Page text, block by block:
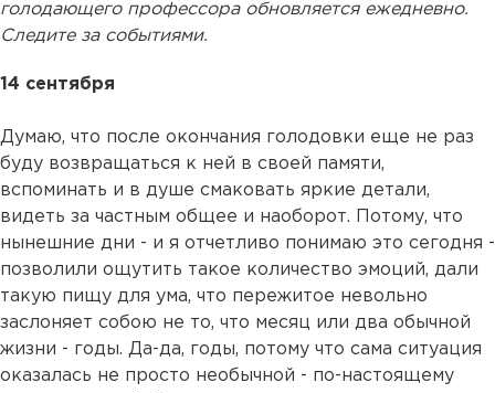
голодающего профессора обновляется ежедневно.
Следите за событиями.
14 сентября
Думаю, что после окончания голодовки еще не раз
буду возвращаться к ней в своей памяти,
вспоминать и в душе смаковать яркие детали,
видеть за частным общее и наоборот. Потому, что
нынешние дни - и я отчетливо понимаю это сегодня -
позволили ощутить такое количество эмоций, дали
такую пищу для ума, что пережитое невольно
заслоняет собою не то, что месяц или два обычной
жизни - годы. Да-да, годы, потому что сама ситуация
оказалась не просто необычной - по-настоящему